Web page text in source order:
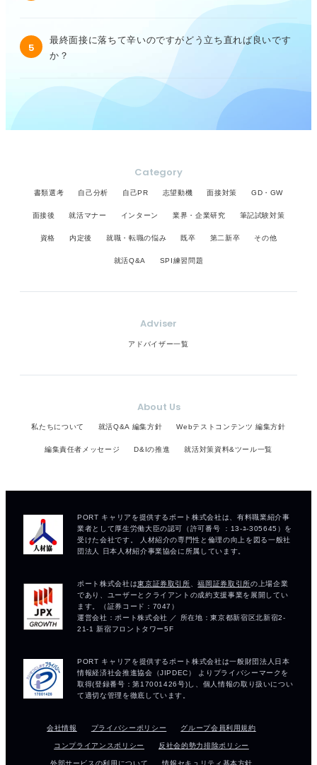
5
最終面接に落ちて辛いのですがどう立ち直れば良いです
か？
Category
書類選考 自己分析 自己PR 志望動機 面接対策 GD・GW
面接後 就活マナー インターン 業界・企業研究 筆記試験対策
資格 内定後 就職・転職の悩み 既卒 第二新卒 その他
就活Q&A SPI練習問題
Adviser
アドバイザー一覧
About Us
私たちについて 就活Q&A 編集方針 Webテストコンテンツ 編集方針
編集責任者メッセージ D&Iの推進 就活対策資料&ツール一覧
会社情報 プライバシーポリシー グループ会員利用規約
コンプライアンスポリシー 反社会的勢力排除ポリシー
外部サービスの利用について 情報セキュリティ基本方針